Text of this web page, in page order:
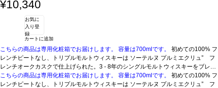
¥10,340
お気に
入り登
録
カートに追加
こちらの商品は専用化粧箱でお届けします。 容量は700mlです。
レンチピートなし、トリプルモルトウィスキーは ソーテルヌ プルミエクリュ” フ
レンチオークカスクで仕上げられた。3 - 8年のシングルモルトウィスキーをブレン
ド。テイスティングノートピートなしのトリプルモルトウィスキー。複雑な香り
を示す。カラント、アプリコット、デーツのドライフルーツの含みはバニラ、シナ
こちらの商品は専用化粧箱でお届けします。 容量は700mlです。
レンチピートなし、トリプルモルトウィスキーは ソーテルヌ プルミエクリュ” フ